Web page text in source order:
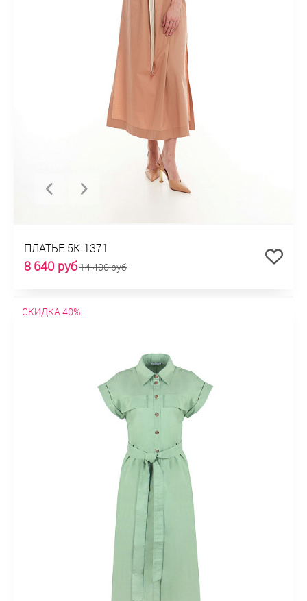
ПЛАТЬЕ 5К-1371
8 640 руб14 400 руб
СКИДКА 40%